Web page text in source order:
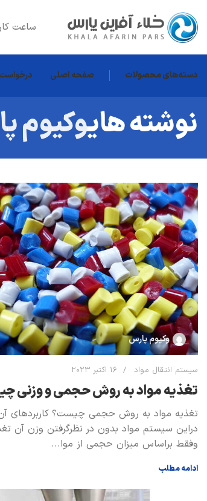
ساعت
دسته‌های محصولات صفحه اصلی
نوشته هایوکیوم
وکیوم پارس
سیستم انتقال مواد 16 اکتبر 2023
تغذیه مواد به روش حجمی و وزنی
تغذیه مواد به روش حجمی چیست؟ کاربردهای
دراین سیستم مواد بدون در نظرگرفتن وزن آن
وفقط براساس میزان حجمی از موا...
ادامه مطلب